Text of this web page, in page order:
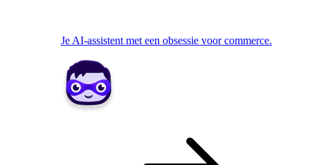
Je AI-assistent met een obsessie voor commerce.